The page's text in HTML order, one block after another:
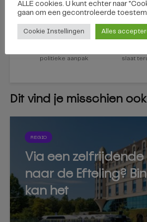
Geen coalitie en
politieke aanpak
slaat
Dit vind je misschien
REGIO
Via een
naar de Efteling?
kan het
ALLE cookies. U kunt echter naar
gaan om een ​​gecontroleerde
Cookie Instellingen Alles